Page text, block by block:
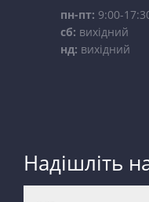
пн-пт: 9:00-
сб: вихідний
нд: вихідний
Надішліть